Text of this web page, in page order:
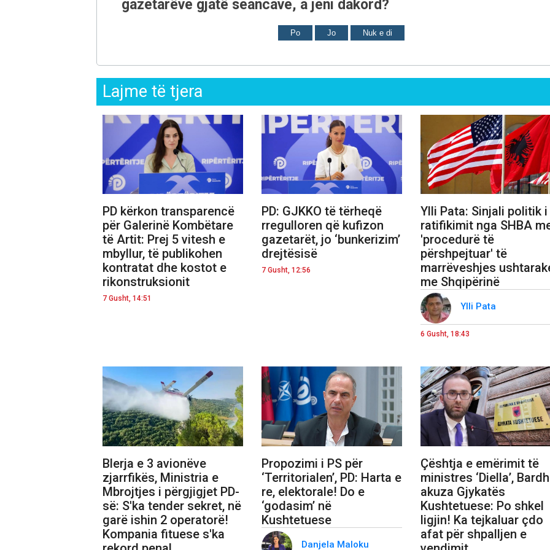
gazetarëve gjatë seancave, a jeni dakord?
Po Jo Nuk e di
Lajme të tjera
PD kërkon transparencë
për Galerinë Kombëtare
të Artit: Prej 5 vitesh e
mbyllur, të publikohen
kontratat dhe kostot e
rikonstruksionit
7 Gusht, 14:51
PD: GJKKO të tërheqë
rregulloren që kufizon
gazetarët, jo ‘bunkerizim’
drejtësisë
7 Gusht, 12:56
Ylli Pata: Sinjali politik i
ratifikimit nga SHBA
'procedurë të
përshpejtuar' të
marrëveshjes
me Shqipërinë
Ylli Pata
6 Gusht, 18:43
Blerja e 3 avionëve
zjarrfikës, Ministria e
Mbrojtjes i përgjigjet PD-
së: S'ka tender sekret, në
garë ishin 2 operatorë!
Kompania fituese s'ka
Propozimi i PS për
‘Territorialen’, PD: Harta e
re, elektorale! Do e
‘godasim’ në
Kushtetuese
Danjela Maloku
Çështja e emërimit të
ministres ‘Diella’,
akuza Gjykatës
Kushtetuese: Po shkel
ligjin! Ka tejkaluar çdo
afat për shpalljen e